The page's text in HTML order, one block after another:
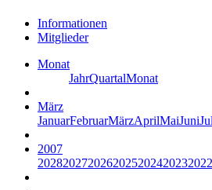
Informationen
Mitglieder
Monat
JahrQuartalMonat
März
JanuarFebruarMärzAprilMaiJuni
2007
2028202720262025202420232022